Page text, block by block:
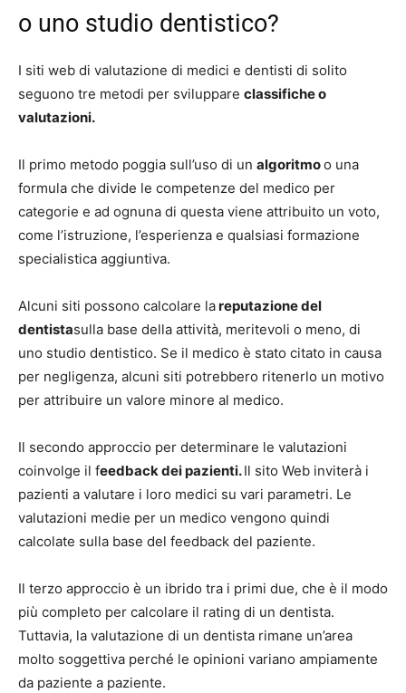
o uno studio dentistico?
I siti web di valutazione di medici e dentisti di solito
seguono tre metodi per sviluppare classifiche o
valutazioni.
Il primo metodo poggia sull’uso di un algoritmoo una
formula che divide le competenze del medico per
categorie e ad ognuna di questa viene attribuito un voto,
come l’istruzione, l’esperienza e qualsiasi formazione
specialistica aggiuntiva.
Alcuni siti possono calcolare lareputazione del
dentistasulla base della attività, meritevoli o meno, di
uno studio dentistico. Se il medico è stato citato in causa
per negligenza, alcuni siti potrebbero ritenerlo un motivo
per attribuire un valore minore al medico.
Il secondo approccio per determinare le valutazioni
coinvolge il feedback dei pazienti.Il sito Web inviterà i
pazienti a valutare i loro medici su vari parametri. Le
valutazioni medie per un medico vengono quindi
calcolate sulla base del feedback del paziente.
Il terzo approccio è un ibrido tra i primi due, che è il modo
più completo per calcolare il rating di un dentista.
Tuttavia, la valutazione di un dentista rimane un’area
molto soggettiva perché le opinioni variano ampiamente
da paziente a paziente.